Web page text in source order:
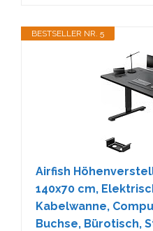
BESTSELLER NR. 5
Airfish
140x70 cm,
Kabelwanne,
Buchse, Bürotisch,